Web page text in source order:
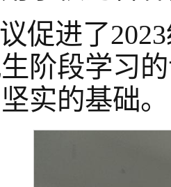
促进了
阶段学习
实的基础。